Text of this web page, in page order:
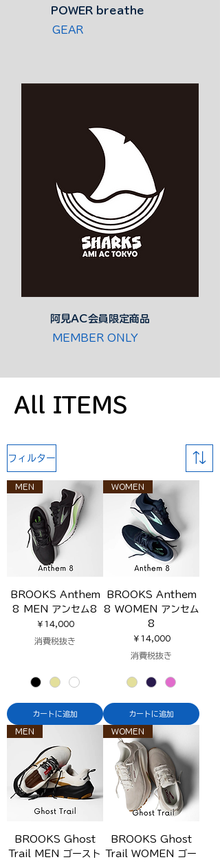
POWER breathe
​GEAR
​阿見AC会員限定商品
MEMBER ONLY
All ITEMS
フィルター
MEN
BROOKS Anthem
8 MEN アンセム8
価格
￥14,000
消費税抜き
カートに追加
WOMEN
BROOKS Anthem
8 WOMEN アンセム
8
価格
￥14,000
消費税抜き
カートに追加
MEN
BROOKS Ghost
Trail MEN ゴースト
WOMEN
BROOKS Ghost
Trail WOMEN ゴー